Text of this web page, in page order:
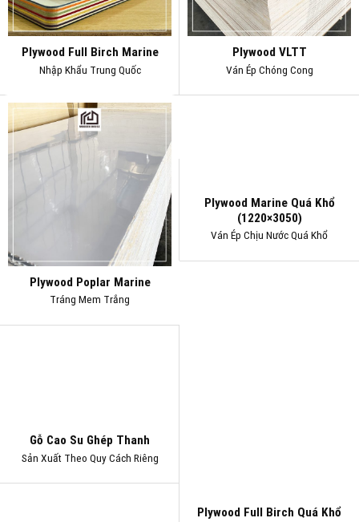
Plywood Full Birch Marine
Nhập Khẩu Trung Quốc
Plywood VLTT
Ván Ép Chóng Cong
Plywood Poplar Marine
Tráng Mem Trắng
Plywood Marine Quá Khổ
(1220×3050)
Ván Ép Chịu Nước Quá Khổ
Gỗ Cao Su Ghép Thanh
Sản Xuất Theo Quy Cách Riêng
Plywood Full Birch Quá Khổ